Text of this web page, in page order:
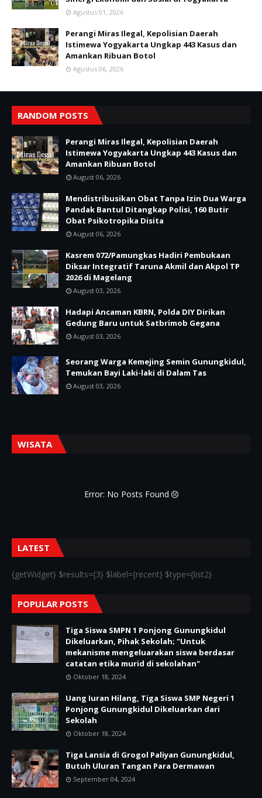
Agustus 01, 2026
Perangi Miras Ilegal, Kepolisian Daerah
Istimewa Yogyakarta Ungkap 443 Kasus dan
Amankan Ribuan Botol
Agustus 06, 2026
RANDOM POSTS
Perangi Miras Ilegal, Kepolisian Daerah
Istimewa Yogyakarta Ungkap 443 Kasus dan
Amankan Ribuan Botol
August 06, 2026
Mendistribusikan Obat Tanpa Izin Dua Warga
Pandak Bantul Ditangkap Polisi, 160 Butir
Obat Psikotropika Disita
August 06, 2026
Kasrem 072/Pamungkas Hadiri Pembukaan
Diksar Integratif Taruna Akmil dan Akpol TP
2026 di Magelang
August 03, 2026
Hadapi Ancaman KBRN, Polda DIY Dirikan
Gedung Baru untuk Satbrimob Gegana
August 03, 2026
Seorang Warga Kemejing Semin Gunungkidul,
Temukan Bayi Laki-laki di Dalam Tas
August 03, 2026
WISATA
Error: No Posts Found
LATEST
{getWidget} $results={3} $label={recent} $type={list2}
POPULAR POSTS
Tiga Siswa SMPN 1 Ponjong Gunungkidul
Dikeluarkan, Pihak Sekolah; "Untuk
mekanisme mengeluarakan siswa berdasar
catatan etika murid di sekolahan"
Oktober 18, 2024
Uang Iuran Hilang, Tiga Siswa SMP Negeri 1
Ponjong Gunungkidul Dikeluarkan dari
Sekolah
Oktober 18, 2024
Tiga Lansia di Grogol Paliyan Gunungkidul,
Butuh Uluran Tangan Para Dermawan
September 04, 2024